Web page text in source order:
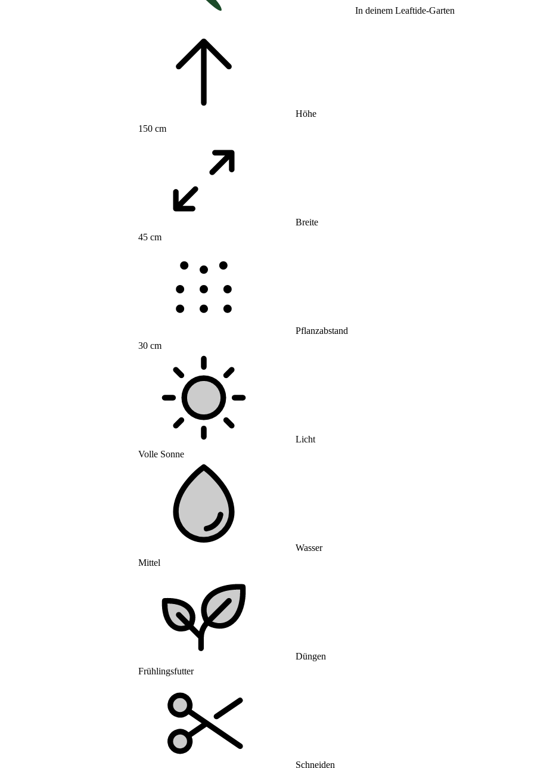
In deinem Leaftide-Garten
Höhe
150 cm
Breite
45 cm
Pflanzabstand
30 cm
Licht
Volle Sonne
Wasser
Mittel
Düngen
Frühlingsfutter
Schneiden